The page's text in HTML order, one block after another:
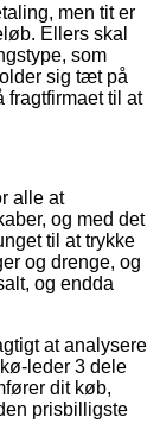
men tit er
Ellers skal
som
sig tæt på
fragtfirmaet til at
alle at
og med det
til at trykke
og drenge, og
og endda
at analysere
leder 3 dele
dit køb,
prisbilligste